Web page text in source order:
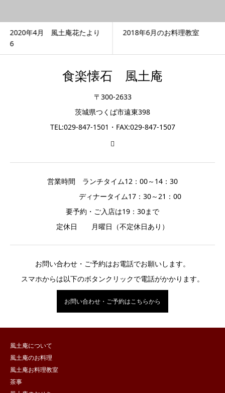
2020年4月 風土庵花たより
6
2018年6月のお料理教室
食楽懐石 風土庵
〒300-2633
茨城県つくば市遠東398
TEL:029-847-1501・FAX:029-847-1507
営業時間 ランチタイム12：00～14：30
ディナータイム17：30～21：00
要予約・ご入店は19：30まで
定休日 月曜日（不定休日あり）
お問い合わせ・ご予約はお電話でお願いします。
スマホからは以下のボタンクリックで電話がかかります。
お問い合わせ・ご予約はこちらから
風土庵について
風土庵のお料理
風土庵お料理教室
茶事